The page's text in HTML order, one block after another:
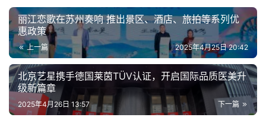
丽江恋歌在苏州奏响 推出景区、酒店、旅拍等系列优
惠政策
上一篇 2025年4月25日 20:42
北京艺星携手德国莱茵TÜV认证，开启国际品质医美升
级新篇章
下一篇
2025年4月26日 13:57